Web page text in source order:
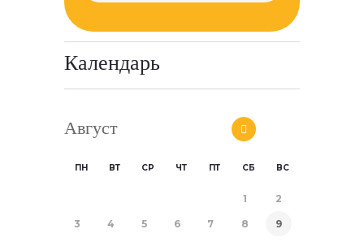
Календарь
Август
ПН ВТ СР ЧТ ПТ СБ ВС
1 2
3 4 5 6 7 8 9